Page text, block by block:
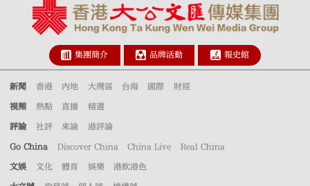
集團簡介 品牌活動 報史館
新聞 香港 內地 大灣區 台海 國際 財經
視頻 熱點 直播 精選
評論 社評 來論 港評論
Go China Discover China China Live Real China
文娛 文化 體育 娛樂 港飲港色